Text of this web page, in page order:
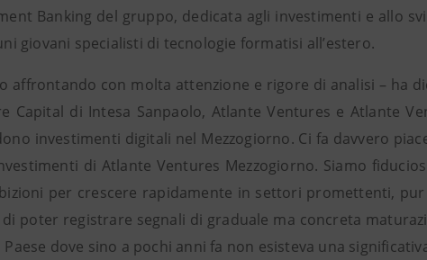
Banking del gruppo, dedicata agli investimenti e allo
giovani specialisti di tecnologie formatisi all’estero.
affrontando con molta attenzione e rigore di analisi – ha
Capital di Intesa Sanpaolo, Atlante Ventures e Atlante
investimenti digitali nel Mezzogiorno. Ci fa davvero
di Atlante Ventures Mezzogiorno. Siamo
per crescere rapidamente in settori promettenti,
poter registrare segnali di graduale ma concreta
dove sino a pochi anni fa non esisteva una